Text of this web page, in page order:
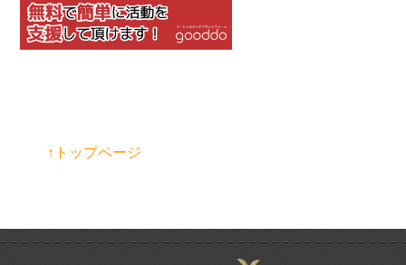
↑トップページ